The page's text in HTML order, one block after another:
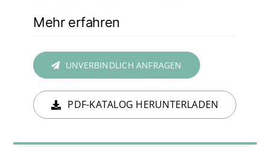
Mehr erfahren
UNVERBINDLICH ANFRAGEN
PDF-KATALOG HERUNTERLADEN